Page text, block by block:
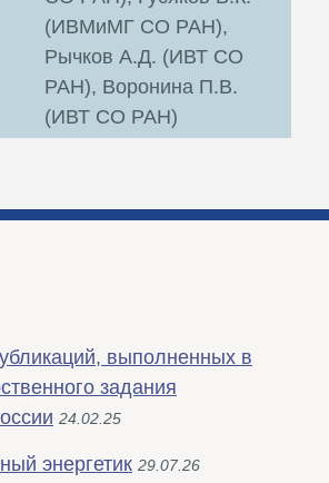
(ИВМиМГ СО РАН),
Рычков А.Д. (ИВТ СО
РАН), Воронина П.В.
(ИВТ СО РАН)
выполненных в
задания
24.02.25
энергетик 29.07.26